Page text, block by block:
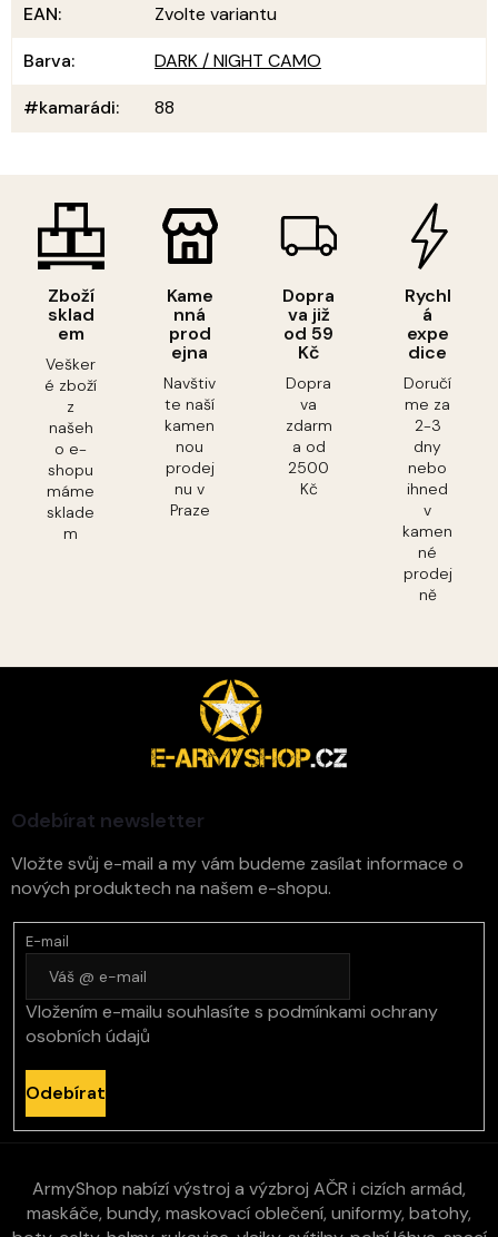
Zboží
sklad
em
Vešker
é zboží
z
našeh
o e-
shopu
máme
sklade
m
Kame
nná
prod
ejna
Navštiv
te naší
kamen
nou
prodej
nu v
Praze
Dopra
va již
od 59
Kč
Dopra
va
zdarm
a od
2500
Kč
Rychl
á
expe
dice
Doručí
me za
2-3
dny
nebo
ihned
v
kamen
né
prodej
ně
EAN:
Zvolte variantu
Barva:
DARK / NIGHT CAMO
#kamarádi: 88
Odebírat newsletter
Vložte svůj e-mail a my vám budeme zasílat informace o
nových produktech na našem e-shopu.
E-mail
Vložením e-mailu souhlasíte s podmínkami ochrany
osobních údajů
Odebírat
ArmyShop nabízí výstroj a výzbroj AČR i cizích armád,
maskáče, bundy, maskovací oblečení, uniformy, batohy,